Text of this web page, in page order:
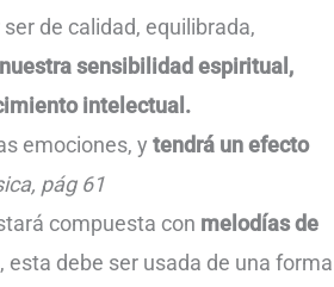
de calidad, equilibrada,
sensibilidad espiritual,
intelectual.
emociones, y tendrá un efecto
pág 61
compuesta con melodías de
esta debe ser usada de una forma